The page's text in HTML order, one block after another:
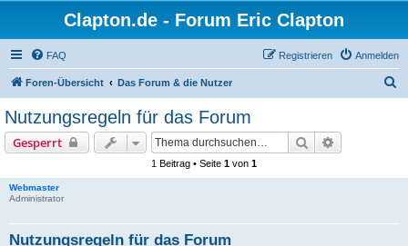
Clapton.de - Forum Eric Clapton
FAQ Anmelden
Registrieren
Foren-Übersicht Das Forum & die Nutzer
Nutzungsregeln für das Forum
Gesperrt Suche
1 Beitrag • Seite 1 von 1
Webmaster
Administrator
Nutzungsregeln für das Forum